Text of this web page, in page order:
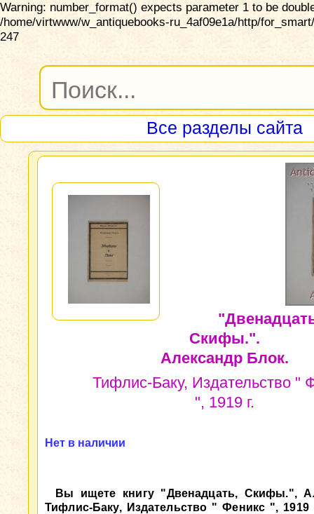
Warning: number_format() expects parameter 1 to be
/home/virtwww/w_antiquebooks-ru_4af09e1a/http/
247
Все разделы сайта
Скифы.".
Александр Блок.
Тифлис-Баку, Издательство "
", 1919 г.
Нет в наличии
Вы ищете книгу "Двенадцать, Скифы.",
Тифлис-Баку, Издательство " Феникс ", 1919